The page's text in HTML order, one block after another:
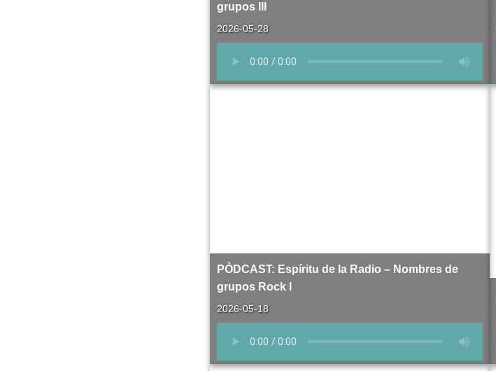
grupos III
2026-05-28
PÒDCAST: Espíritu de la Radio – Nombres de
grupos Rock I
2026-05-18